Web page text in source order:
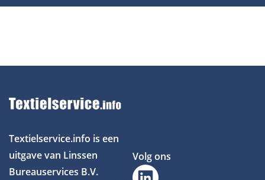
Textielservice.info is een
uitgave van Linssen
Bureauservices B.V.
Volg ons